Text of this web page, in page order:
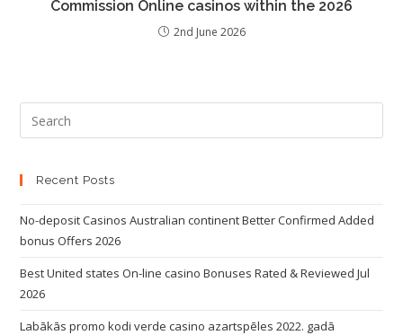
Commission Online casinos within the 2026
2nd June 2026
Recent Posts
No-deposit Casinos Australian continent Better Confirmed Added
bonus Offers 2026
Best United states On-line casino Bonuses Rated & Reviewed Jul
2026
Labākās promo kodi verde casino azartspēles 2022. gadā